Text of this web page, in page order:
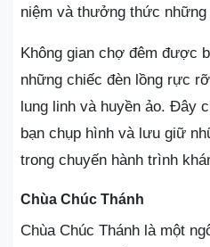
niệm và thưởng thức những
Không gian chợ đêm được
những chiếc đèn lồng rực
lung linh và huyền ảo. Đây
bạn chụp hình và lưu giữ
trong chuyến hành trình
Chùa Chúc Thánh
Chùa Chúc Thánh là một